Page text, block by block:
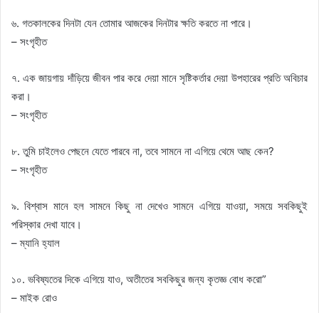
৬. গতকালকের দিনটা যেন তোমার আজকের দিনটার ক্ষতি করতে না পারে।
– সংগৃহীত
৭. এক জায়গায় দাঁড়িয়ে জীবন পার করে দেয়া মানে সৃষ্টিকর্তার দেয়া উপহারের প্রতি অবিচার
করা।
– সংগৃহীত
৮. তুমি চাইলেও পেছনে যেতে পারবে না, তবে সামনে না এগিয়ে থেমে আছ কেন?
– সংগৃহীত
৯. বিশ্বাস মানে হল সামনে কিছু না দেখেও সামনে এগিয়ে যাওয়া, সময়ে সবকিছুই
পরিস্কার দেখা যাবে।
– ম্যানি হ্যাল
১০. ভবিষ্যতের দিকে এগিয়ে যাও, অতীতের সবকিছুর জন্য কৃতজ্ঞ বোধ করো”
– মাইক রোও